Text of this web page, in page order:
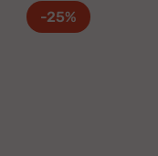
-25%